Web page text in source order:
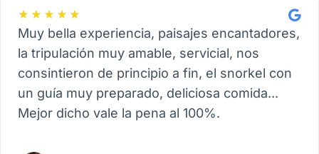
★★★★★
Muy bella experiencia, paisajes encantadores,
la tripulación muy amable, servicial, nos
consintieron de principio a fin, el snorkel con
un guía muy preparado, deliciosa comida...
Mejor dicho vale la pena al 100%.